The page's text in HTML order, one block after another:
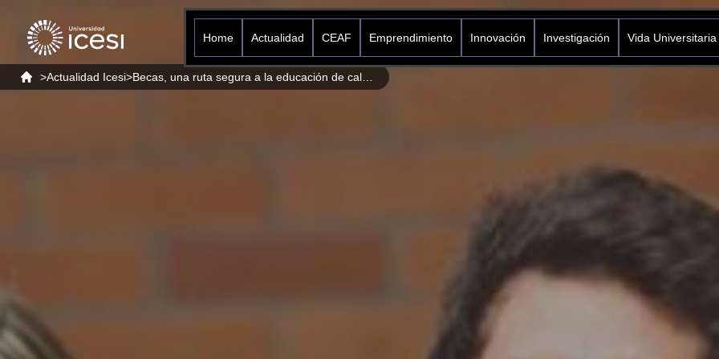
>Actualidad Icesi>
Home Actualidad CEAF Emprendimiento Innovación Investigación Vida Universitaria